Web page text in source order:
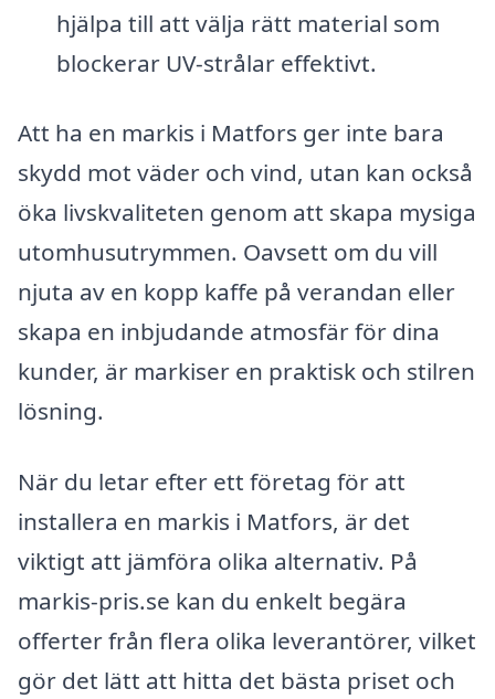
hjälpa till att välja rätt material som
blockerar UV-strålar effektivt.
Att ha en markis i Matfors ger inte bara
skydd mot väder och vind, utan kan också
öka livskvaliteten genom att skapa mysiga
utomhusutrymmen. Oavsett om du vill
njuta av en kopp kaffe på verandan eller
skapa en inbjudande atmosfär för dina
kunder, är markiser en praktisk och stilren
lösning.
När du letar efter ett företag för att
installera en markis i Matfors, är det
viktigt att jämföra olika alternativ. På
markis-pris.se kan du enkelt begära
offerter från flera olika leverantörer, vilket
gör det lätt att hitta det bästa priset och